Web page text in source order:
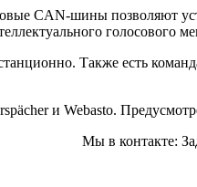
CAN-шины позволяют
голосового
Также есть
и Webasto.
Мы в контакте: